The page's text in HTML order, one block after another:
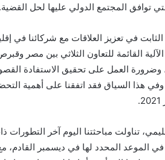
توافق المجتمع الدولي عليها لحل القضية.
الثابت في تعزيز العلاقات مع شركائنا في
القائمة للتعاون الثلاثي بين مصر
وضرورة العمل على تحقيق الاستفادة
وفي هذا السياق فقد اتفقنا على أهمية
تناولت مباحثتنا اليوم آخر
في الموعد المحدد لها في ديسمبر